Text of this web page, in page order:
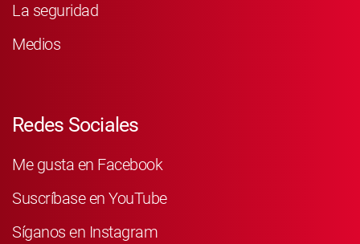
La seguridad
Medios
Redes Sociales
Me gusta en Facebook
Suscríbase en YouTube
Síganos en Instagram